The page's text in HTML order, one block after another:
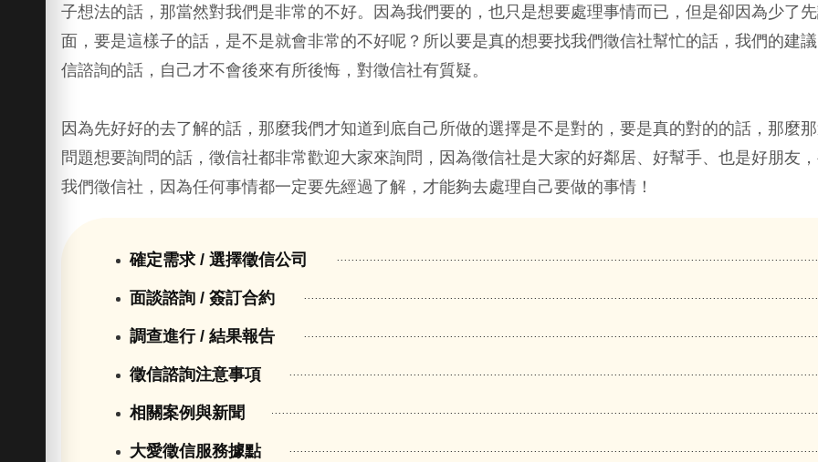
子想法的話，那當然對我們是非常的不好。因為我們要的，也只是想要處理事情而已，但是卻因為少了
面，要是這樣子的話，是不是就會非常的不好呢？所以要是真的想要找我們徵信社幫忙的話，我們的建
信諮詢的話，自己才不會後來有所後悔，對徵信社有質疑。
因為先好好的去了解的話，那麼我們才知道到底自己所做的選擇是不是對的，要是真的對的的話，那麼
問題想要詢問的話，徵信社都非常歡迎大家來詢問，因為徵信社是大家的好鄰居、好幫手、也是好朋友
我們徵信社，因為任何事情都一定要先經過了解，才能夠去處理自己要做的事情！
確定需求 / 選擇徵信公司
面談諮詢 / 簽訂合約
調查進行 / 結果報告
徵信諮詢注意事項
相關案例與新聞
大愛徵信服務據點